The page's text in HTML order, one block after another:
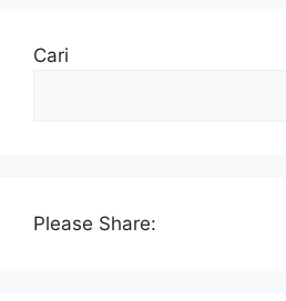
Cari
Please Share: